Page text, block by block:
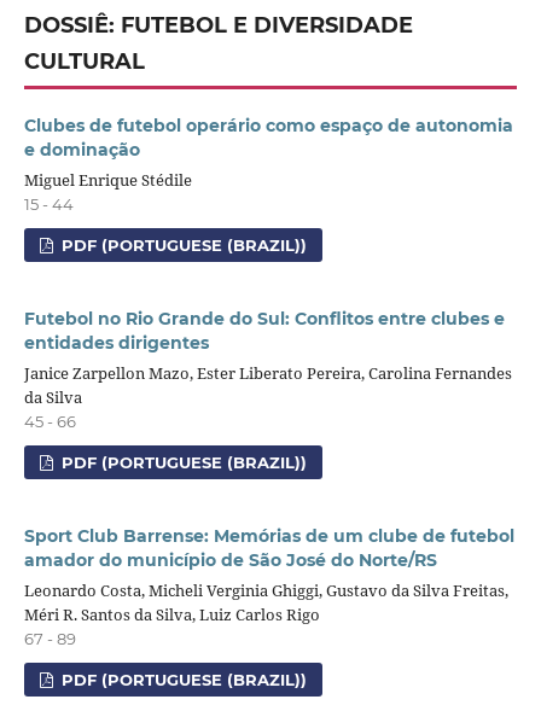
DOSSIÊ: FUTEBOL E DIVERSIDADE
CULTURAL
Clubes de futebol operário como espaço de autonomia
e dominação
Miguel Enrique Stédile
15 - 44
PDF (PORTUGUESE (BRAZIL))
Futebol no Rio Grande do Sul: Conflitos entre clubes e
entidades dirigentes
Janice Zarpellon Mazo, Ester Liberato Pereira, Carolina Fernandes
da Silva
45 - 66
PDF (PORTUGUESE (BRAZIL))
Sport Club Barrense: Memórias de um clube de futebol
amador do município de São José do Norte/RS
Leonardo Costa, Micheli Verginia Ghiggi, Gustavo da Silva Freitas,
Méri R. Santos da Silva, Luiz Carlos Rigo
67 - 89
PDF (PORTUGUESE (BRAZIL))